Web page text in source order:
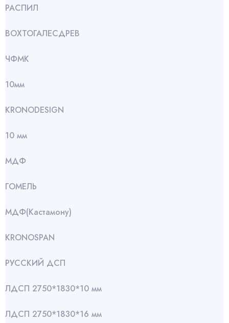
РАСПИЛ
ВОХТОГАЛЕСДРЕВ
ЧФМК
10мм
KRONODESIGN
10 мм
МДФ
ГОМЕЛЬ
МДФ(Кастамону)
KRONOSPAN
РУССКИЙ ДСП
ЛДСП 2750*1830*10 мм
ЛДСП 2750*1830*16 мм